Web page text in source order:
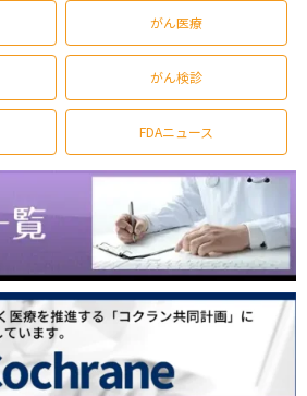
がん医療
がん検診
FDAニュース